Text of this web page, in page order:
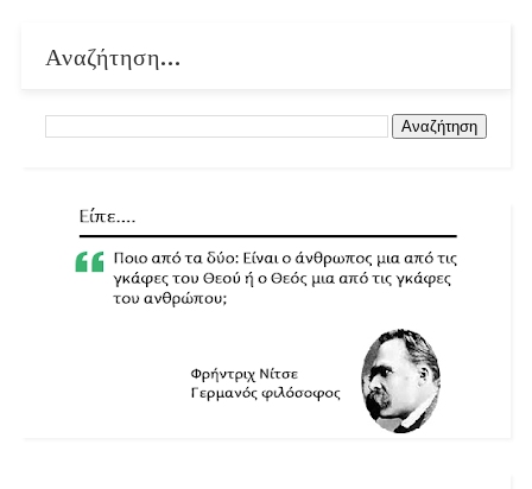
Αναζήτηση...